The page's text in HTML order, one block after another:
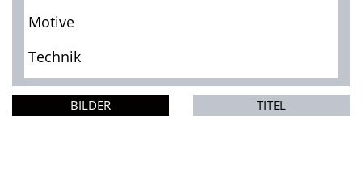
Motive
Technik
BILDER TITEL